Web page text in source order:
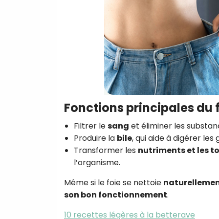
Fonctions principales du
Filtrer lesang et éliminer les
Produire la bile, qui aide à digérer
Transformer les nutriments et les
l’organisme.
Même si le foie se nettoie
son bon fonctionnement.
10 recettes légères à la betterave